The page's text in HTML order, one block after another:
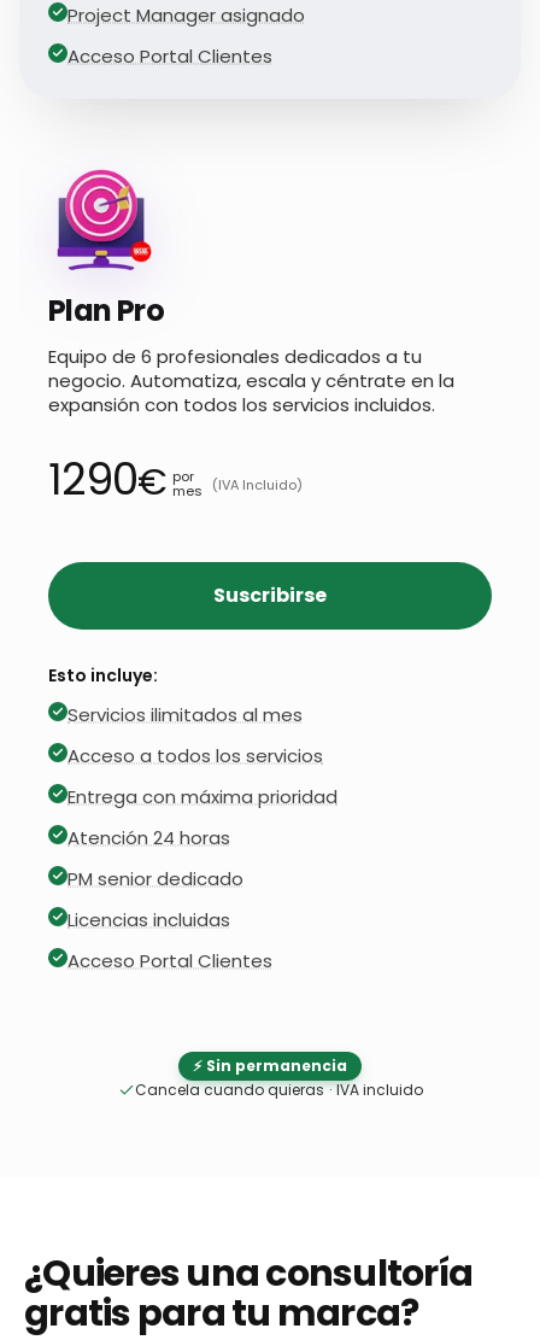
Project Manager asignado
Acceso Portal Clientes
Plan Pro
Equipo de 6 profesionales dedicados a tu
negocio. Automatiza, escala y céntrate en la
expansión con todos los servicios incluidos.
1290€ por
mes (IVA Incluido)
Suscribirse
Esto incluye:
Servicios ilimitados al mes
Acceso a todos los servicios
Entrega con máxima prioridad
Atención 24 horas
PM senior dedicado
Licencias incluidas
Acceso Portal Clientes
⚡ Sin permanencia
Cancela cuando quieras · IVA incluido
¿Quieres una consultoría
gratis para tu marca?